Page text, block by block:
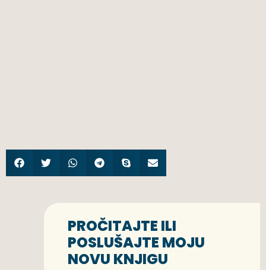
PROČITAJTE ILI
POSLUŠAJTE MOJU
NOVU KNJIGU